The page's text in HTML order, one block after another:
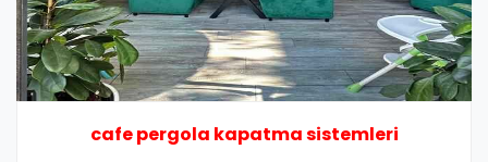
cafe pergola kapatma sistemleri